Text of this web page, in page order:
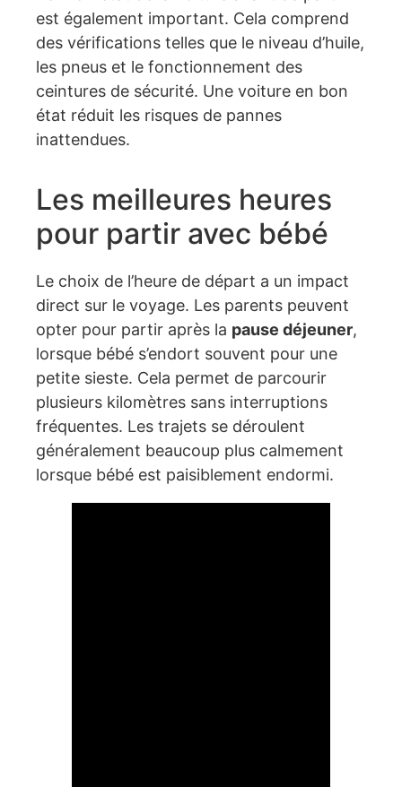
est également important. Cela comprend
des vérifications telles que le niveau d’huile,
les pneus et le fonctionnement des
ceintures de sécurité. Une voiture en bon
état réduit les risques de pannes
inattendues.
Les meilleures heures
pour partir avec bébé
Le choix de l’heure de départ a un impact
direct sur le voyage. Les parents peuvent
opter pour partir après la pause déjeuner,
lorsque bébé s’endort souvent pour une
petite sieste. Cela permet de parcourir
plusieurs kilomètres sans interruptions
fréquentes. Les trajets se déroulent
généralement beaucoup plus calmement
lorsque bébé est paisiblement endormi.